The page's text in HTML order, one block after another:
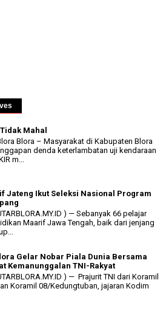
Mahal
Blora – Masyarakat di Kabupaten Blora
denda keterlambatan uji kendaraan
m...
Jateng Ikut Seleksi Nasional Program
) — Sebanyak 66 pelajar
Maarif Jawa Tengah, baik dari jenjang
Gelar Nobar Piala Dunia Bersama
Kemanunggalan TNI-Rakyat
) — Prajurit TNI dari Koramil
Koramil 08/Kedungtuban, jajaran Kodim